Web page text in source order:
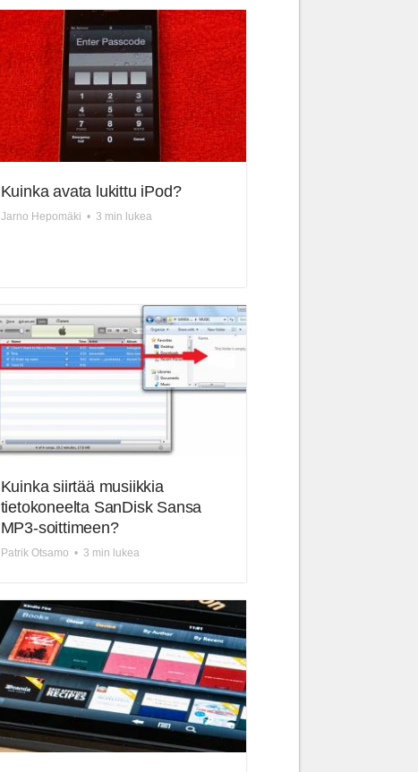
Kuinka avata lukittu iPod?
Jarno Hepomäki • 3 min lukea
Kuinka siirtää musiikkia
tietokoneelta SanDisk Sansa
MP3-soittimeen?
Patrik Otsamo • 3 min lukea